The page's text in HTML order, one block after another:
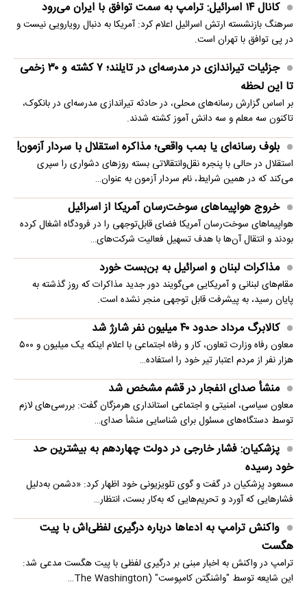
کانال ۱۴ اسرائیل: ترامپ به سمت توافق با ایران می‌رود
سرهنگ بازنشسته ارتش اسرائیل اعلام کرد: آمریکا به دنبال رویارویی نیست و
در پی توافق با تهران است.
جزئیات تیراندازی در مدرسه‌ای در تایلند؛ ۷ کشته و ۳۰ زخمی
تا این لحظه
بر اساس گزارش رسانه‌های محلی، در حادثه تیراندازی مدرسه‌ای در بانکوک،
تاکنون سه معلم و سه دانش آموز کشته شدند.
بلوف رسانه‌ای یا بمب واقعی؛ مذاکره استقلال با سردار آزمون!
استقلال در حالی با پنجره نقل‌وانتقالاتی بسته روزهای دشواری را سپری
می‌کند که در همین شرایط، نام سردار آزمون به عنوان…
خروج هواپیماهای سوخت‌رسان آمریکا از اسرائیل
هواپیماهای سوخت‌رسان آمریکا فضای قابل‌توجهی را در فرودگاه اشغال کرده
بودند و انتقال آن‌ها با هدف تسهیل فعالیت شرکت‌های…
مذاکرات لبنان و اسرائیل به بن‌بست خورد
مقام‌های لبنانی و آمریکایی می‌گویند دور جدید مذاکرات که روز گذشته به
پایان رسید، به پیشرفت قابل توجهی منجر نشده است.
کالابرگ مرداد حدود ۴۰‌ میلیون نفر شارژ شد
معاون رفاه وزارت تعاون، کار و رفاه اجتماعی با اعلام اینکه یک میلیون و ۵۰۰
هزار نفر از مردم اعتبار تیر خود را استفاده…
منشأ صدای انفجار در قشم مشخص شد
معاون سیاسی، امنیتی و اجتماعی استانداری هرمزگان گفت: بررسی‌های لازم
توسط دستگاه‌های مسئول برای شناسایی منشأ صدای…
پزشکیان: فشار خارجی در دولت چهاردهم به بیشترین حد
خود رسیده
مسعود پزشکیان در گفت و گوی تلویزیونی خود اظهار کرد: «دشمن به‌دلیل
فشارهایی که آورد و تحریم‌هایی که به‌کار بست، انتظار…
واکنش ترامپ به ادعاها درباره درگیری لفظی‌اش با پیت
هگست
ترامپ در واکنش به اخبار مبنی بر درگیری لفظی با پیت هگست مدعی شد:
این شایعه توسط "واشنگتن کامپوست" (The Washington…